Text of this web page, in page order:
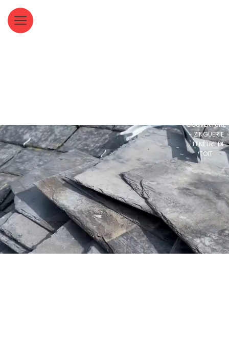
COUVERTURE
- ZINGUERIE
- FENÊTRE DE
TOIT
Panneau de gestion des cookies